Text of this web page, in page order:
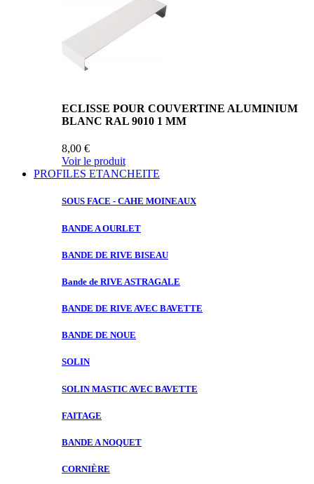
ECLISSE POUR COUVERTINE ALUMINIUM
BLANC RAL 9010 1 MM
8,00 €
Voir le produit
PROFILES ETANCHEITE
SOUS FACE - CAHE MOINEAUX
BANDE AOURLET
BANDE DE RIVE BISEAU
Bande de RIVE ASTRAGALE
BANDE DE RIVE AVEC BAVETTE
BANDE DE NOUE
SOLIN
SOLIN MASTIC AVEC BAVETTE
FAITAGE
BANDE ANOQUET
CORNIÈRE